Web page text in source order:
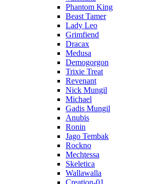
Phantom King
Beast Tamer
Lady Leo
Grimfiend
Dracax
Medusa
Demogorgon
Trixie Treat
Revenant
Nick Mungil
Michael
Gadis Mungil
Anubis
Ronin
Jago Tembak
Rockno
Mechtessa
Skeletica
Wallawalla